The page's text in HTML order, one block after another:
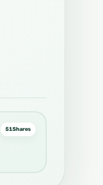
51Shares